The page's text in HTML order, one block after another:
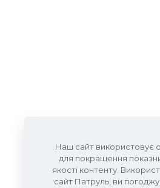
Наш сайт використовує
для покращення
якості контенту.
сайт Патруль, ви